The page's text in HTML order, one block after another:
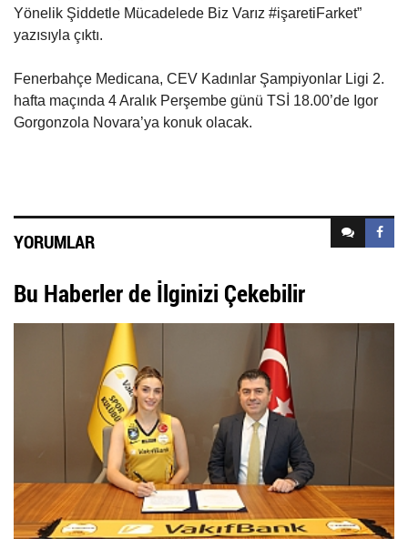
Yönelik Şiddetle Mücadelede Biz Varız #işaretiFarket”
yazısıyla çıktı.
Fenerbahçe Medicana, CEV Kadınlar Şampiyonlar Ligi 2.
hafta maçında 4 Aralık Perşembe günü TSİ 18.00’de Igor
Gorgonzola Novara’ya konuk olacak.
YORUMLAR
Bu Haberler de İlginizi Çekebilir